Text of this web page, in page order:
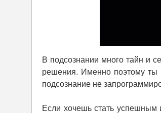
В подсознании много тайн и
решения. Именно поэтому ты
подсознание не
Если хочешь стать успешным